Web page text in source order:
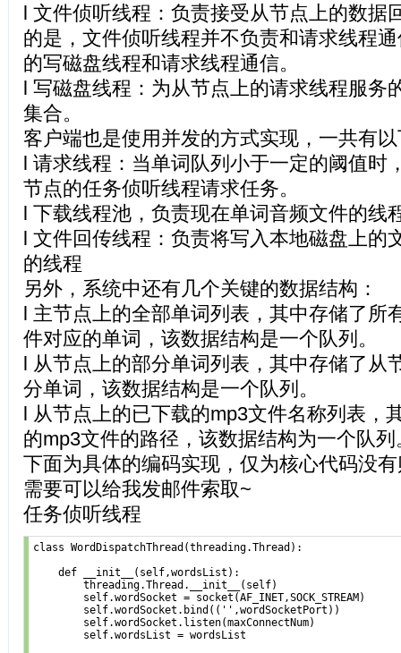
l 文件侦听线程：负责接受从节点上的数据
的是，文件侦听线程并不负责和请求线程
的写磁盘线程和请求线程通信。
l 写磁盘线程：为从节点上的请求线程服务
集合。
客户端也是使用并发的方式实现，一共有
l 请求线程：当单词队列小于一定的阈值时
节点的任务侦听线程请求任务。
l 下载线程池，负责现在单词音频文件的线
l 文件回传线程：负责将写入本地磁盘上的
的线程
另外，系统中还有几个关键的数据结构：
l 主节点上的全部单词列表，其中存储了所
件对应的单词，该数据结构是一个队列。
l 从节点上的部分单词列表，其中存储了从
分单词，该数据结构是一个队列。
l 从节点上的已下载的mp3文件名称列表，
的mp3文件的路径，该数据结构为一个队列
下面为具体的编码实现，仅为核心代码没
需要可以给我发邮件索取~
任务侦听线程
class WordDispatchThread(threading.Thread):
    def __init__(self,wordsList):
        threading.Thread.__init__(self)
        self.wordSocket = socket(AF_INET,SOCK_STREAM)
        self.wordSocket.bind(('',wordSocketPort))
        self.wordSocket.listen(maxConnectNum)
        self.wordsList = wordsList